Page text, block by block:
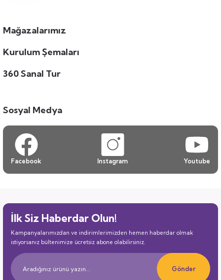
Mağazalarımız
Kurulum Şemaları
360 Sanal Tur
Sosyal Medya
Facebook Instagram Youtube
İlk Siz Haberdar Olun!
Kampanyalarımızdan ve indirimlerimizden hemen haberdar olmak
istiyorsanız bültenimize ücretsiz abone olabilirsiniz.
Gönder